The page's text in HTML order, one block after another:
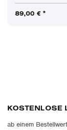
89,00 € *
KOSTENLOSE
ab einem